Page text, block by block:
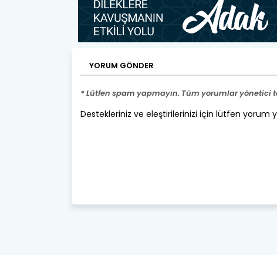
YORUM GÖNDER
* Lütfen spam yapmayın. Tüm yorumlar yönetici
Destekleriniz ve eleştirilerinizi için lütfen yorum